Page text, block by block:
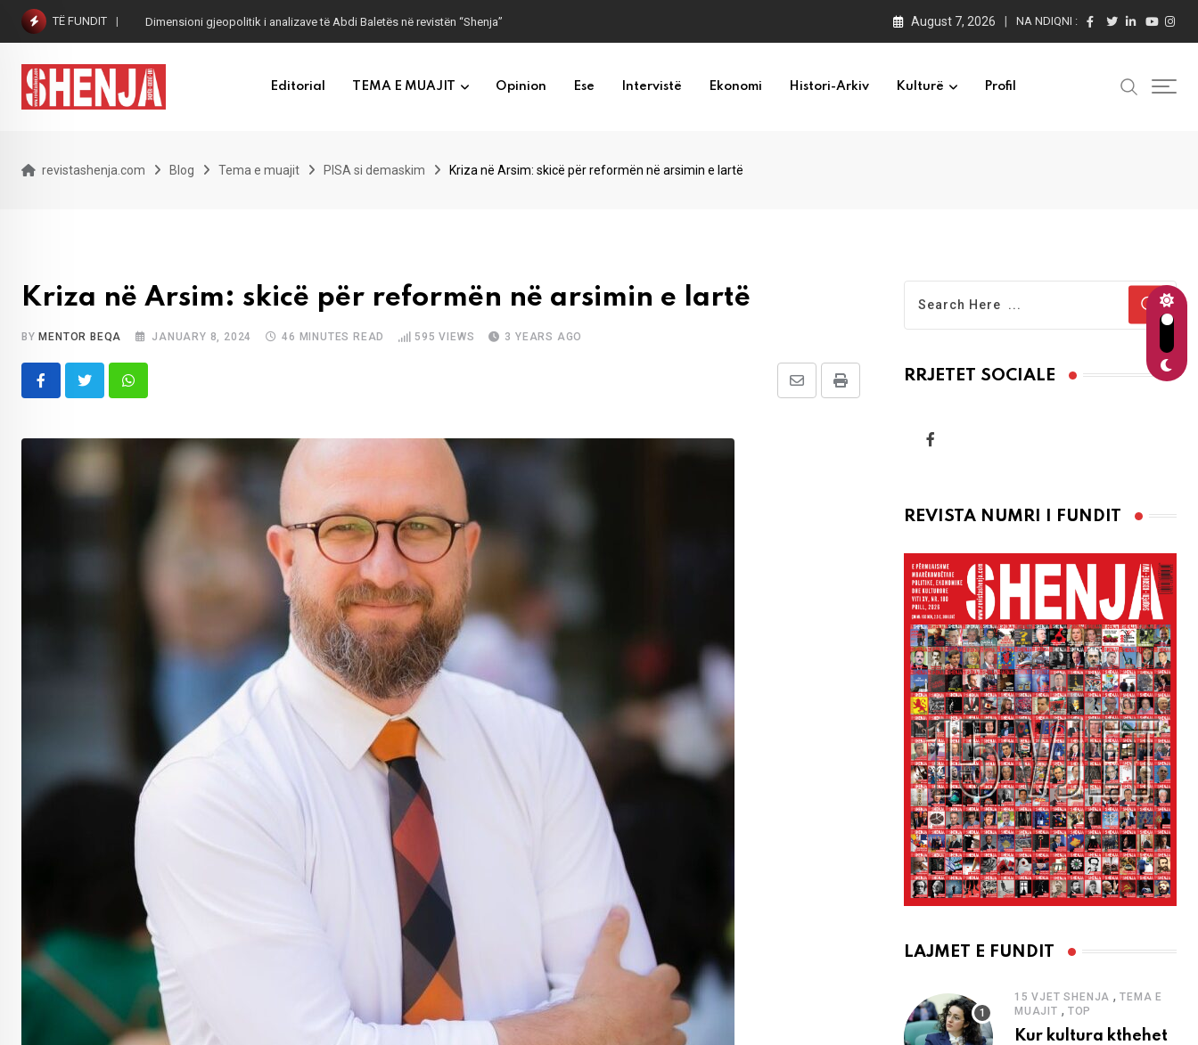
Skip
content
TË FUNDIT Dimensioni gjeopolitik i analizave të Abdi Baletës në revistën “Shenja” August 7, 2026 NA NDIQNI :
Editorial TEMA E MUAJIT Opinion Ese Intervistë Ekonomi Histori-Arkiv Kulturë Profil
revistashenja.com Blog Tema e muajit PISA si demaskim Kriza në Arsim: skicë për reformën në arsimin e lartë
Kriza në Arsim: skicë për reformën në arsimin e lartë
BYMENTOR BEQA JANUARY 8, 2024 46 MINUTES READ 595 VIEWS 3 YEARS AGO
Whatsapp Print
Share
RRJETET SOCIALE
REVISTA NUMRI I FUNDIT
LAJMET E FUNDIT
15 VJET SHENJA ,TEMA E
MUAJIT , TOP
Kur kultura kthehet